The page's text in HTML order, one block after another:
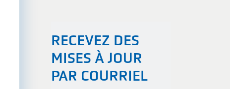
RECEVEZ DES
MISES À JOUR
PAR COURRIEL